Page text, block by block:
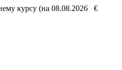
курсу (на 08.08.2026 €